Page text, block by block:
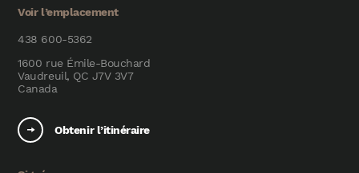
Voir l’emplacement
438 600-5362
1600 rue Émile-Bouchard
Vaudreuil, QC J7V 3V7
Canada
Obtenir l’itinéraire